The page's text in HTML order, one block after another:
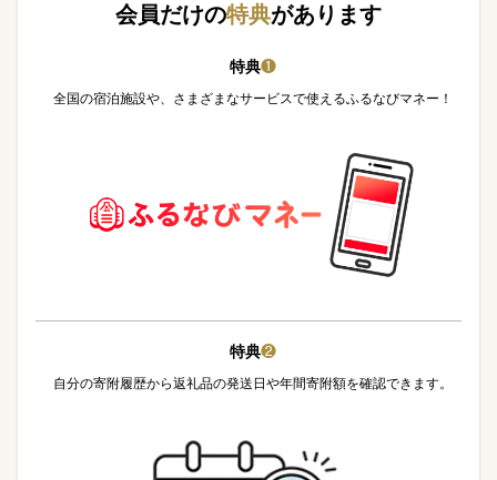
会員だけの特典があります
特典❶
全国の宿泊施設や、さまざまなサービスで使えるふるなびマネー！
特典❷
自分の寄附履歴から返礼品の発送日や年間寄附額を確認できます。